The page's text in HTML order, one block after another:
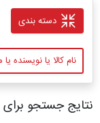
دسته بندی
نتایج جستجو برای